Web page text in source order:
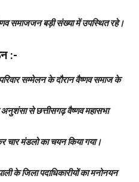
समाजजन बड़ी संख्या में उपस्थित रहे।
:-
सम्मेलन के दौरान वैष्णव समाज के
से छत्तीसगढ़ वैष्णव महासभा
चार मंडलो का चयन किया गया।
के जिला पदाधिकारीयों का मनोनयन